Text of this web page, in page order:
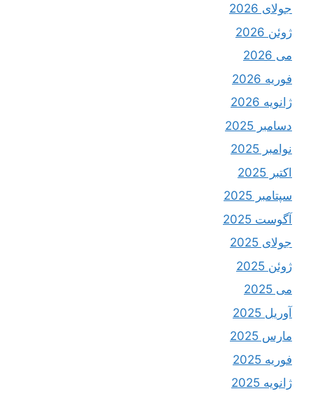
جولای 2026
ژوئن 2026
می 2026
فوریه 2026
ژانویه 2026
دسامبر 2025
نوامبر 2025
اکتبر 2025
سپتامبر 2025
آگوست 2025
جولای 2025
ژوئن 2025
می 2025
آوریل 2025
مارس 2025
فوریه 2025
ژانویه 2025